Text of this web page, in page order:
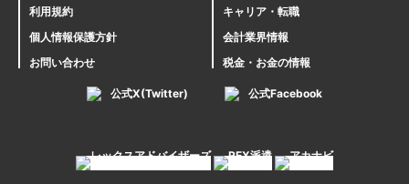
利用規約
個人情報保護方針
お問い合わせ
キャリア・転職
会計業界情報
税金・お金の情報
公式X(Twitter) 公式Facebook